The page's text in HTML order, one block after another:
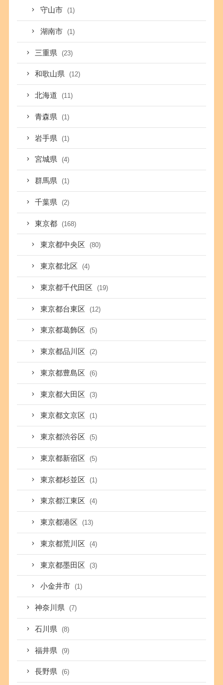
守山市 (1)
湖南市 (1)
三重県 (23)
和歌山県 (12)
北海道 (11)
青森県 (1)
岩手県 (1)
宮城県 (4)
群馬県 (1)
千葉県 (2)
東京都 (168)
東京都中央区 (80)
東京都北区 (4)
東京都千代田区 (19)
東京都台東区 (12)
東京都葛飾区 (5)
東京都品川区 (2)
東京都豊島区 (6)
東京都大田区 (3)
東京都文京区 (1)
東京都渋谷区 (5)
東京都新宿区 (5)
東京都杉並区 (1)
東京都江東区 (4)
東京都港区 (13)
東京都荒川区 (4)
東京都墨田区 (3)
小金井市 (1)
神奈川県 (7)
石川県 (8)
福井県 (9)
長野県 (6)